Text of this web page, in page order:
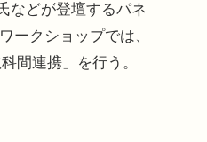
などが登壇するパネ
ークショップでは、
間連携」を行う。